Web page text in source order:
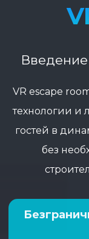
Введение
VR escape
технологии и
гостей в
без